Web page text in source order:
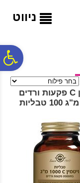
ניווט
ויטמין C פקעות ורדים